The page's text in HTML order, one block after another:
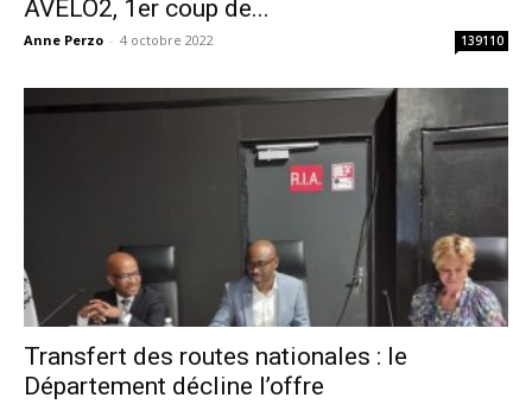
AVELO2, 1er coup de...
Anne Perzo - 4 octobre 2022 139110
Transfert des routes nationales : le
Département décline l’offre